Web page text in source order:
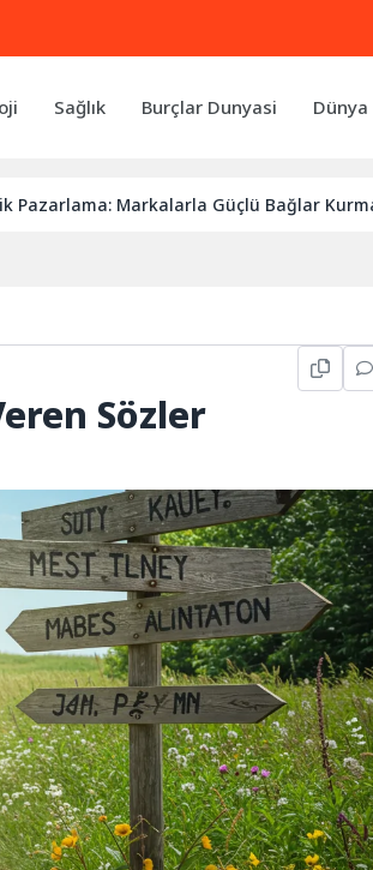
Sağlık Burçlar Dunyasi
Markalarla Güçlü Bağlar Kurmanın
Sözler